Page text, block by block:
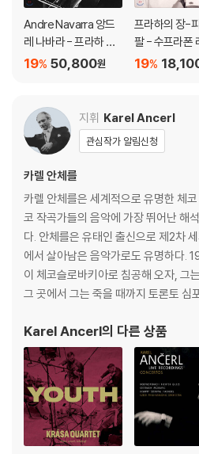
Andre Navarra 앙드
레 나바라 - 프라하 레
코딩: 수프라폰 녹음 전
Supraphon Recordi
ngs 1953-1966)
50,800원
19%
프라하의 장-
팔 - 수프라폰
전집: 벤다, 프
e - The
upraphon
gs: Benda,
19%
지휘 Karel Ancerl
관심작가 알림신청
카렐 안체를
카렐 안체를은 세계적으로 유명한 체
코 작곡가들의 음악에 가장 뛰어난 해
다. 안체를은 유태인 출신으로 제2차
에서 살아남은 음악가로도 유명하다.
이 체코슬로바키아로 침공해 오자, 그
그 곳에서 그는 죽을 때까지 토론토 심
Karel Ancerl의 다른 상품